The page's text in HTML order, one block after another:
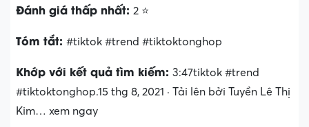
Đánh giá thấp nhất: 2 ⭐
Tóm tắt: #tiktok #trend #tiktoktonghop
Khớp với kết quả tìm kiếm: 3:47tiktok #trend
#tiktoktonghop.15 thg 8, 2021 · Tải lên bởi Tuyền Lê Thị
Kim… xem ngay